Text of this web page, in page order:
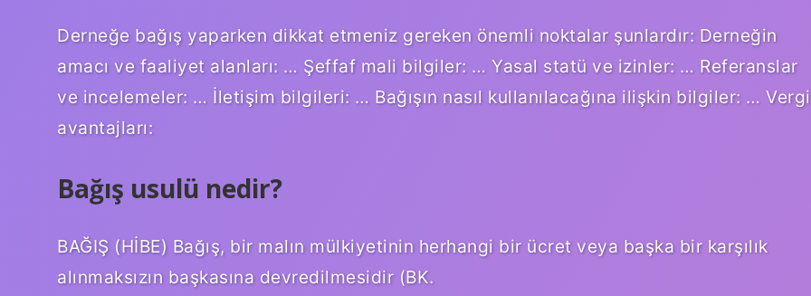
Derneğe bağış yaparken dikkat etmeniz gereken önemli noktalar şunlardır: Derneğin
amacı ve faaliyet alanları: … Şeffaf mali bilgiler: … Yasal statü ve izinler: … Referanslar
ve incelemeler: … İletişim bilgileri: … Bağışın nasıl kullanılacağına ilişkin bilgiler: … Vergi
avantajları:
Bağış usulü nedir?
BAĞIŞ (HİBE) Bağış, bir malın mülkiyetinin herhangi bir ücret veya başka bir karşılık
alınmaksızın başkasına devredilmesidir (BK.